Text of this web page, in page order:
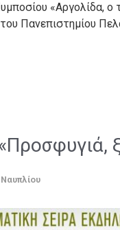
«Αργολίδα,
Πανεπιστημίου